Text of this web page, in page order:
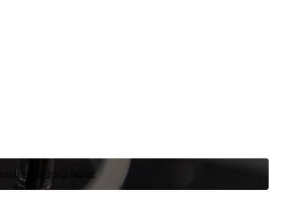
yedek parça bulun.